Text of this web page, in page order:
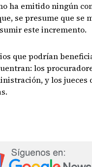
ha emitido ningún
se presume que se
este incremento.
que podrían
los
y los jueces